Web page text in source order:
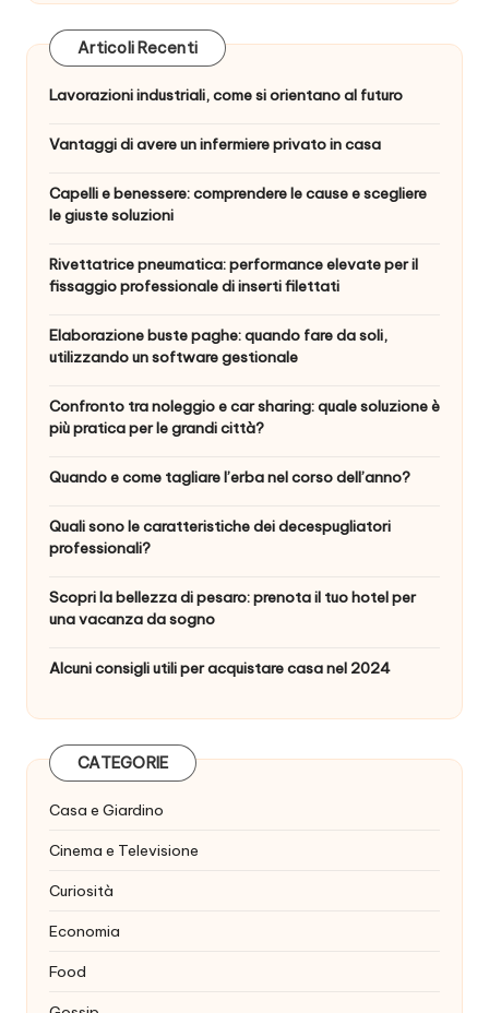
Articoli Recenti
Lavorazioni industriali, come si orientano al futuro
Vantaggi di avere un infermiere privato in casa
Capelli e benessere: comprendere le cause e scegliere
le giuste soluzioni
Rivettatrice pneumatica: performance elevate per il
fissaggio professionale di inserti filettati
Elaborazione buste paghe: quando fare da soli,
utilizzando un software gestionale
Confronto tra noleggio e car sharing: quale soluzione è
più pratica per le grandi città?
Quando e come tagliare l’erba nel corso dell’anno?
Quali sono le caratteristiche dei decespugliatori
professionali?
Scopri la bellezza di pesaro: prenota il tuo hotel per
una vacanza da sogno
Alcuni consigli utili per acquistare casa nel 2024
CATEGORIE
Casa e Giardino
Cinema e Televisione
Curiosità
Economia
Food